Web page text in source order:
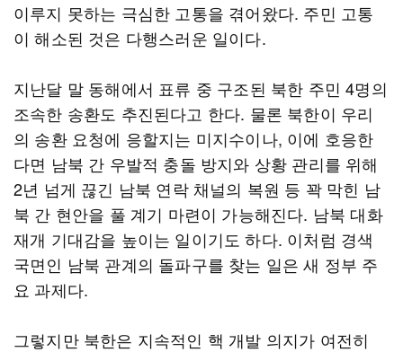
이루지 못하는 극심한 고통을 겪어왔다. 주민 고통
이 해소된 것은 다행스러운 일이다.
지난달 말 동해에서 표류 중 구조된 북한 주민 4명의
조속한 송환도 추진된다고 한다. 물론 북한이 우리
의 송환 요청에 응할지는 미지수이나, 이에 호응한
다면 남북 간 우발적 충돌 방지와 상황 관리를 위해
2년 넘게 끊긴 남북 연락 채널의 복원 등 꽉 막힌 남
북 간 현안을 풀 계기 마련이 가능해진다. 남북 대화
재개 기대감을 높이는 일이기도 하다. 이처럼 경색
국면인 남북 관계의 돌파구를 찾는 일은 새 정부 주
요 과제다.
그렇지만 북한은 지속적인 핵 개발 의지가 여전히